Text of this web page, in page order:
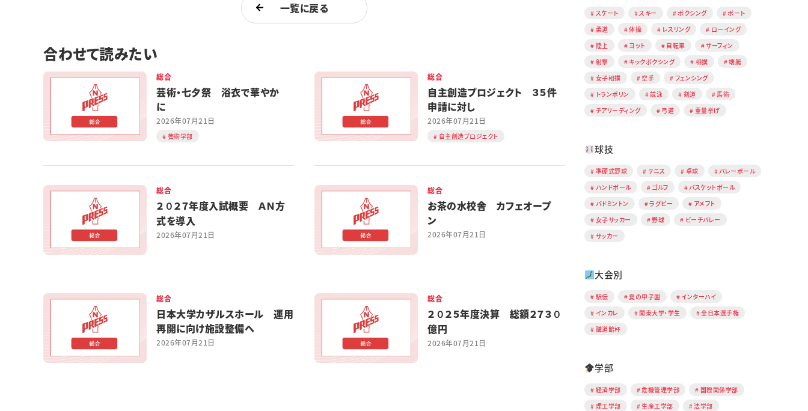
一覧に戻る
合わせて読みたい
総合
芸術・七夕祭 浴衣で華やか
に
2026年07月21日
芸術学部
総合
自主創造プロジェクト ３５件
申請に対し
2026年07月21日
自主創造プロジェクト
総合
２０２７年度入試概要 ＡＮ方
式を導入
2026年07月21日
総合
お茶の水校舎 カフェオープ
ン
2026年07月21日
総合
日本大学カザルスホール 運用
再開に向け施設整備へ
2026年07月21日
総合
２０２５年度決算 総額２７３０
億円
2026年07月21日
スケート スキー ボクシング
ボート
柔道
体操 レスリング
ローイング
陸上
ヨット 自転車
サーフィン
射撃
キックボクシング 相撲
端艇
女子相撲
空手
フェンシング
トランポリン
競泳 剣道
馬術
チアリーディング
弓道 重量挙げ
球技
準硬式野球 テニス 卓球
バレーボール
ハンドボール
ゴルフ
バスケットボール
バドミントン
ラグビー
アメフト
女子サッカー
野球
ビーチバレー
サッカー
大会別
駅伝 夏の甲子園
インターハイ
インカレ
関東大学・学生
全日本選手権
講道館杯
学部
経済学部 危機管理学部
国際関係学部
理工学部
生産工学部
法学部